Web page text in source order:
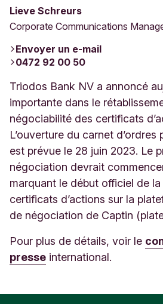
Lieve Schreurs
Corporate Communications
Envoyer un e-mail
0472 92 00 50
Triodos Bank NV a annoncé
importante dans le
négociabilité des certificats
L’ouverture du carnet
est prévue le 28 juin 2023. Le
négociation devrait
marquant le début officiel de
certificats d’actions sur la
de négociation de Captin (
Pour plus de détails, voir le
presse international.